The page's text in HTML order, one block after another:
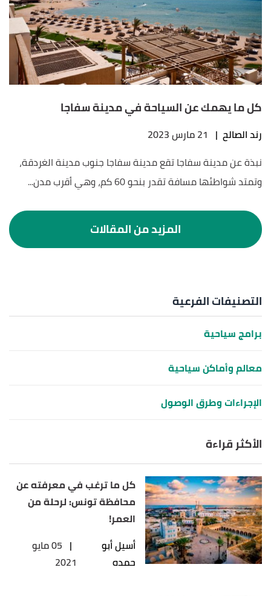
كل ما يهمك عن السياحة في مدينة سفاجا
رند الصالح | 21 مارس 2023
نبذة عن مدينة سفاجا تقع مدينة سفاجا جنوب مدينة الغردقة،
وتمتد شواطئها مسافة تقدر بنحو 60 كم، وهي أقرب مدن...
التصنيفات الفرعية
برامج سياحية
معالم وأماكن سياحية
الإجراءات وطرق الوصول
الأكثر قراءة
كل ما ترغب في معرفته عن
محافظة تونس: لرحلة من
العمر!
أسيل أبو
حمده
|
05 مايو
2021